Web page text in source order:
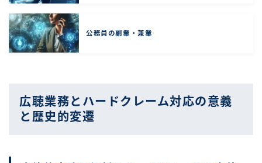
公務員の副業・兼業
広聴業務とハードクレーム対応の意義
と歴史的変遷